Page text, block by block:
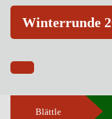
Winterrunde
Blättle